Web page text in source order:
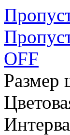
OFF
Размер